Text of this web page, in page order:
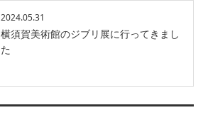
2024.05.31
横須賀美術館のジブリ展に行ってきまし
た